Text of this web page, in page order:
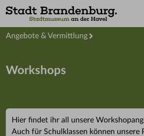
Startseite
Angebote & Vermittlung
Workshops
Hier findet ihr all unsere
Auch für Schulklassen können unsere